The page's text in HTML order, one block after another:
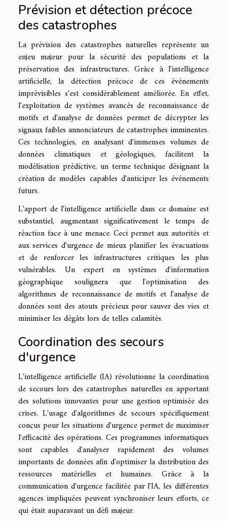
Prévision et détection précoce
des catastrophes
La prévision des catastrophes naturelles représente un
enjeu majeur pour la sécurité des populations et la
préservation des infrastructures. Grâce à l'intelligence
artificielle, la détection précoce de ces événements
imprévisibles s'est considérablement améliorée. En effet,
l'exploitation de systèmes avancés de reconnaissance de
motifs et d'analyse de données permet de décrypter les
signaux faibles annonciateurs de catastrophes imminentes.
Ces technologies, en analysant d'immenses volumes de
données climatiques et géologiques, facilitent la
modélisation prédictive, un terme technique désignant la
création de modèles capables d'anticiper les événements
futurs.
L'apport de l'intelligence artificielle dans ce domaine est
substantiel, augmentant significativement le temps de
réaction face à une menace. Ceci permet aux autorités et
aux services d'urgence de mieux planifier les évacuations
et de renforcer les infrastructures critiques les plus
vulnérables. Un expert en systèmes d'information
géographique soulignera que l'optimisation des
algorithmes de reconnaissance de motifs et l'analyse de
données sont des atouts précieux pour sauver des vies et
minimiser les dégâts lors de telles calamités.
Coordination des secours
d'urgence
L'intelligence artificielle (IA) révolutionne la coordination
de secours lors des catastrophes naturelles en apportant
des solutions innovantes pour une gestion optimisée des
crises. L'usage d'algorithmes de secours spécifiquement
conçus pour les situations d'urgence permet de maximiser
l'efficacité des opérations. Ces programmes informatiques
sont capables d'analyser rapidement des volumes
importants de données afin d'optimiser la distribution des
ressources matérielles et humaines. Grâce à la
communication d'urgence facilitée par l'IA, les différentes
agences impliquées peuvent synchroniser leurs efforts, ce
qui était auparavant un défi majeur.